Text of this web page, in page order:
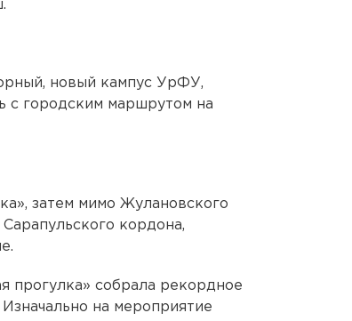
новый кампус УрФУ,
с городским маршрутом на
затем мимо Жулановского
кордона,
прогулка» собрала рекордное
Изначально на мероприятие